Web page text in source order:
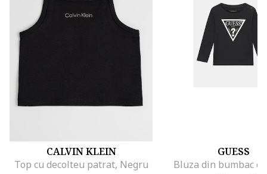
CALVIN KLEIN
Top cu decolteu patrat, Negru
GUESS
Bluza din bumbac